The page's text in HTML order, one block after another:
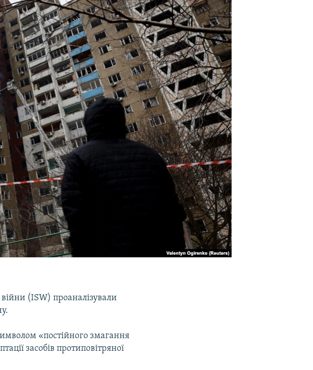
(ISW) проаналізували
«постійного змагання
засобів протиповітряної